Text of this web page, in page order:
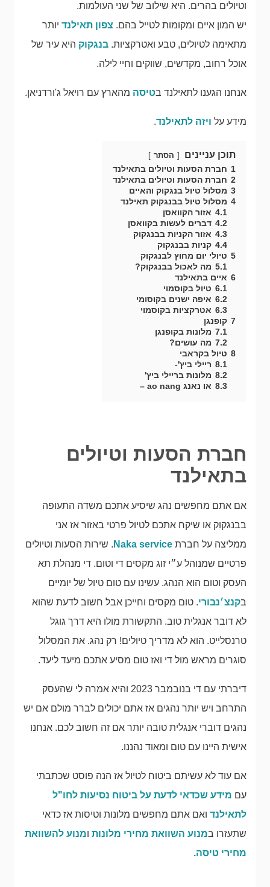
וטיולים בהרים. היא שילוב של שני העולמות.
יש המון איים ומקומות לטייל בהם. צפון תאילנד יותר
מתאימה לטיולים, טבע ואטרקציות. בנגקוק היא עיר של
אוכל רחוב, מקדשים, שווקים וחיי לילה.
אנחנו הגענו לתאילנד בטיסה מהארץ עם רויאל ג'ורדניאן.
מידע על ויזה לתאילנד.
תוכן עניינים הסתר
1 חברת הסעות וטיולים בתאילנד
2 חברת הסעות וטיולים בתאילנד
3 מסלול טיול בנגקוק והאיים
4 מסלול טיול בבנגקוק תאילנד
4.1 אזור הקוואסן
4.2 דברים לעשות בקוואסן
4.3 אזור הקניות בבנגקוק
4.4 קניות בבנגקוק
5 טיולי יום מחוץ לבנגקוק
5.1 מה לאכול בבנגקוק?
6 איים בתאילנד
6.1 טיול בקוסמוי
6.2 איפה ישנים בקוסומי
6.3 אטרקציות בקוסמוי
7 קופנגן
7.1 מלונות בקופנגן
7.2 מה עושים?
8 טיול בקראבי
8.1 ריילי ביץ'-
8.2 מלונות בריילי ביץ'
8.3 או נאנג ao nang –
חברת הסעות וטיולים
בתאילנד
אם אתם מחפשים נהג שיסיע אתכם משדה התעופה
בבנגקוק או שיקח אתכם לטיול פרטי באזור אז אני
ממליצה על חברת
. שירות הסעות וטיולים
פרטיים שמנוהל ע״י זוג מקסים די וטום. די מנהלת תא
העסק וטום הוא הנהג. עשינו עם טום טיול של יומיים
בקנצ׳נבורי. טום מקסים וחייכן אבל חשוב לדעת שהוא
לא דובר אנגלית טוב. התקשורת מולו היא דרך גוגל
טרנסלייט. הוא לא מדריך טיולים! רק נהג. את המסלול
סוגרים מראש מול די ואז טום מסיע אתכם מיעד ליעד.
דיברתי עם די בנובמבר 2023 והיא אמרה לי שהעסק
התרחב ויש יותר נהגים אז אתם יכולים לברר מולם אם יש
נהגים דוברי אנגלית טובה יותר אם זה חשוב לכם. אנחנו
אישית היינו עם טום ומאוד נהננו.
אם עוד לא עשיתם ביטוח לטיול אז הנה פוסט שכתבתי
עם מידע שכדאי לדעת על ביטוח נסיעות לחו"ל
לתאילנד ואם אתם מחפשים מלונות וטיסות אז כדאי
שתעזרו במנוע השוואת מחירי מלונות ומנוע להשוואת
מחירי טיסה.